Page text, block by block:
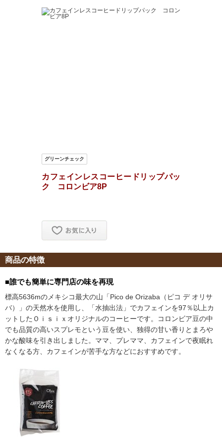
商品の特徴
■誰でも簡単に専門店の味を再現
標高5636mのメキシコ最大の山「Pico de Orizaba（ピコ デ オリサ
バ）」の天然水を使用し、「水抽出法」でカフェインを97％以上カ
ットしたＯｉｓｉｘオリジナルのコーヒーです。コロンビア豆の中
でも品質の高いスプレモという豆を使い、独得の甘い香りとまろ
かな酸味を引き出しました。ママ、プレママ、カフェインで夜眠れ
なくなる方、カフェインが苦手な方などにおすすめです。